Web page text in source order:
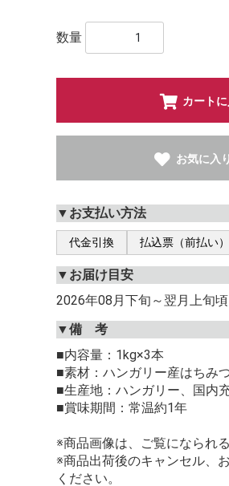
数量
カート
お気に入
▼お支払い方法
代金引換 払込票（前払い）
▼お届け目安
2026年08月下旬～翌月上旬頃
▼備 考
■内容量：1kg×3本
■素材：ハンガリー産はちみ
■生産地：ハンガリー、国内
■賞味期間：常温約1年
※商品画像は、ご覧になられ
※商品出荷後のキャンセル、
ください。